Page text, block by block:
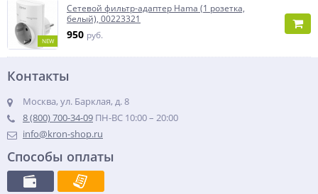
NEW
Сетевой фильтр-адаптер Hama (1 розетка,
белый), 00223321
950 руб.
Контакты
Москва, ул. Барклая, д. 8
8 (800) 700-34-09 ПН-ВС 10:00 – 20:00
info@kron-shop.ru
Способы оплаты